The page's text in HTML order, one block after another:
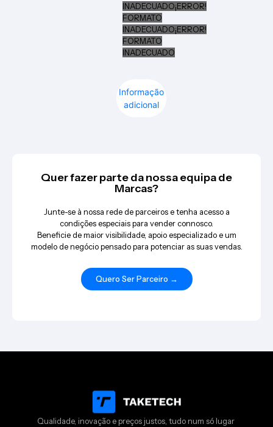
Informação
adicional
INADECUADO¡ERROR!
FORMATO
INADECUADO¡ERROR!
FORMATO
INADECUADO
Quer fazer parte da nossa equipa de
Marcas?
Junte-se à nossa rede de parceiros e tenha acesso a
condições especiais para vender connosco.
Beneficie de maior visibilidade, apoio especializado e um
modelo de negócio pensado para potenciar as suas vendas.
Quero Ser Parceiro →
Qualidade, inovação e preços justos, tudo num só lugar